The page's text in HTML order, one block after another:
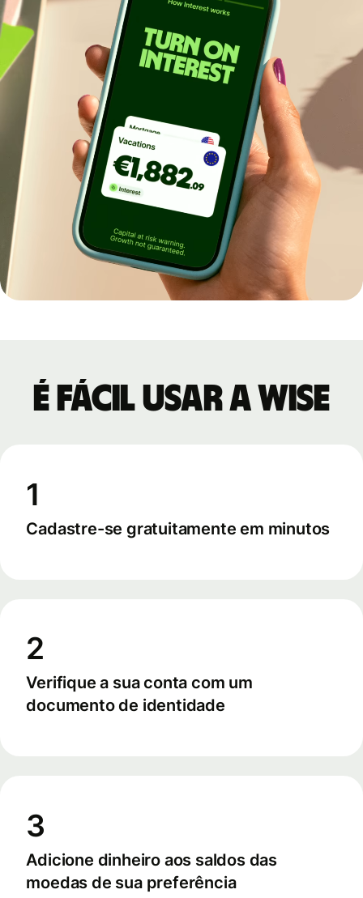
É fácil usar a Wise
1
Cadastre-se gratuitamente em minutos
2
Verifique a sua conta com um
documento de identidade
3
Adicione dinheiro aos saldos das
moedas de sua preferência